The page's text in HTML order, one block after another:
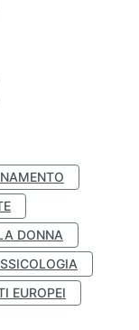
DONNA
EUROPEI